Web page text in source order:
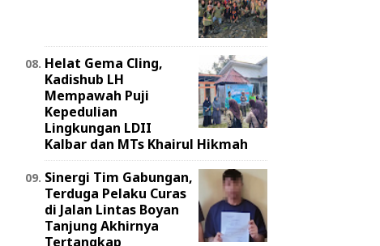
Helat Gema Cling,
Kadishub LH
Mempawah Puji
Kepedulian
Lingkungan LDII
Kalbar dan MTs Khairul Hikmah
Sinergi Tim Gabungan,
Terduga Pelaku Curas
di Jalan Lintas Boyan
Tanjung Akhirnya
Tertangkap